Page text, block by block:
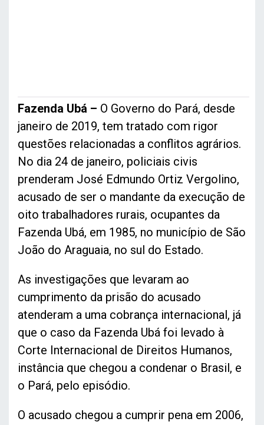
Fazenda Ubá – O Governo do Pará, desde
janeiro de 2019, tem tratado com rigor
questões relacionadas a conflitos agrários.
No dia 24 de janeiro, policiais civis
prenderam José Edmundo Ortiz Vergolino,
acusado de ser o mandante da execução de
oito trabalhadores rurais, ocupantes da
Fazenda Ubá, em 1985, no município de São
João do Araguaia, no sul do Estado.
As investigações que levaram ao
cumprimento da prisão do acusado
atenderam a uma cobrança internacional, já
que o caso da Fazenda Ubá foi levado à
Corte Internacional de Direitos Humanos,
instância que chegou a condenar o Brasil, e
o Pará, pelo episódio.
O acusado chegou a cumprir pena em 2006,